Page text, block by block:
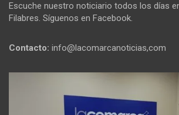
Escuche nuestro noticiario todos los días
Filabres. Síguenos en Facebook.
Contacto: info@lacomarcanoticias,com